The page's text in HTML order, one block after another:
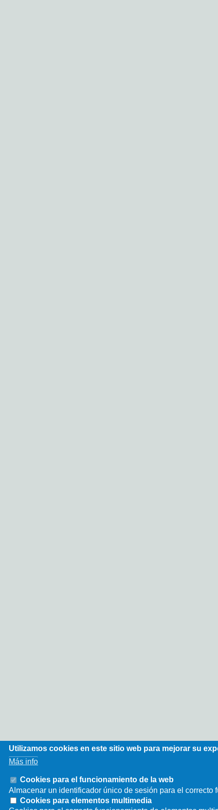
Utilizamos cookies en este sitio web para mejorar su
Más info
Cookies para el funcionamiento de la web
Almacenar un identificador único de sesión para el correcto
Cookies para elementos multimedia